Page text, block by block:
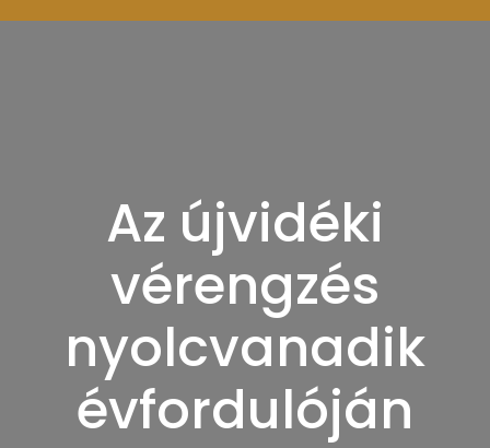
Az újvidéki
vérengzés
nyolcvanadik
évfordulóján